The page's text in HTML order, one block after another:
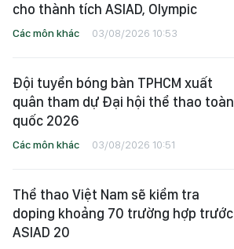
cho thành tích ASIAD, Olympic
Các môn khác 03/08/2026 10:53
Đội tuyển bóng bàn TPHCM xuất
quân tham dự Đại hội thể thao toàn
quốc 2026
Các môn khác 03/08/2026 10:51
Thể thao Việt Nam sẽ kiểm tra
doping khoảng 70 trường hợp trước
ASIAD 20